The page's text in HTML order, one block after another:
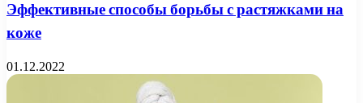
Эффективные способы борьбы с растяжками на
коже
01.12.2022